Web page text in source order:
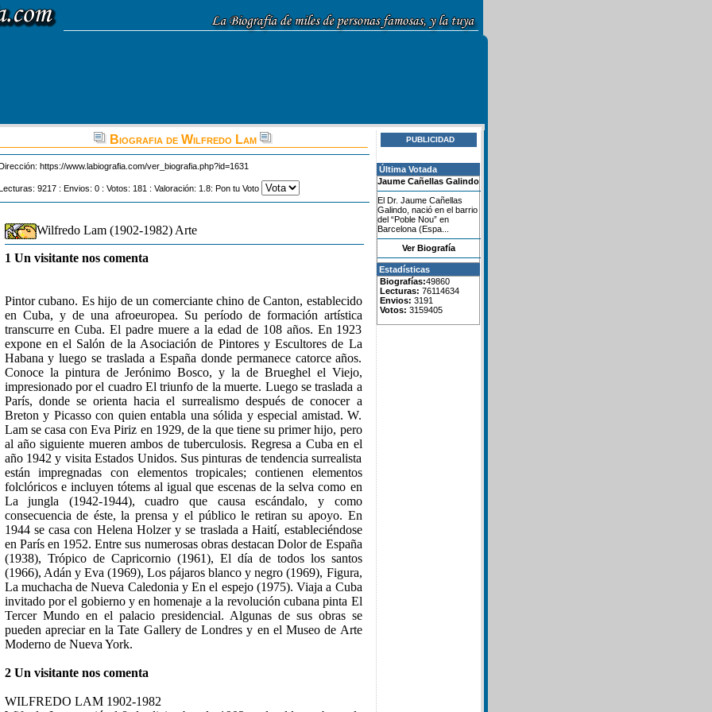
Biografia de Wilfredo Lam
https://www.labiografia.com/ver_biografia.php?id=1631
9217 : Envios: 0 : Votos: 181 : Valoración: 1.8: Pon tu Voto
Wilfredo Lam (1902-1982) Arte
1 Un visitante nos comenta
Pintor cubano. Es hijo de un comerciante chino de Canton, establecido
en Cuba, y de una afroeuropea. Su período de formación artística
transcurre en Cuba. El padre muere a la edad de 108 años. En 1923
expone en el Salón de la Asociación de Pintores y Escultores de La
Habana y luego se traslada a España donde permanece catorce años.
Conoce la pintura de Jerónimo Bosco, y la de Brueghel el Viejo,
impresionado por el cuadro El triunfo de la muerte. Luego se traslada a
París, donde se orienta hacia el surrealismo después de conocer a
Breton y Picasso con quien entabla una sólida y especial amistad. W.
Lam se casa con Eva Piriz en 1929, de la que tiene su primer hijo, pero
al año siguiente mueren ambos de tuberculosis. Regresa a Cuba en el
año 1942 y visita Estados Unidos. Sus pinturas de tendencia surrealista
están impregnadas con elementos tropicales; contienen elementos
folclóricos e incluyen tótems al igual que escenas de la selva como en
La jungla (1942-1944), cuadro que causa escándalo, y como
consecuencia de éste, la prensa y el público le retiran su apoyo. En
1944 se casa con Helena Holzer y se traslada a Haití, estableciéndose
en París en 1952. Entre sus numerosas obras destacan Dolor de España
(1938), Trópico de Capricornio (1961), El día de todos los santos
(1966), Adán y Eva (1969), Los pájaros blanco y negro (1969), Figura,
La muchacha de Nueva Caledonia y En el espejo (1975). Viaja a Cuba
invitado por el gobierno y en homenaje a la revolución cubana pinta El
Tercer Mundo en el palacio presidencial. Algunas de sus obras se
pueden apreciar en la Tate Gallery de Londres y en el Museo de Arte
Moderno de Nueva York.
2 Un visitante nos comenta
WILFREDO LAM 1902-1982
PUBLICIDAD
Última Votada
Jaume Cañellas Galindo
El Dr. Jaume Cañellas
Galindo, nació en el barrio
del “Poble Nou” en
Barcelona (Espa...
Ver Biografía
Estadísticas
Biografías:49860
Lecturas: 76114634
Envios: 3191
Votos: 3159405